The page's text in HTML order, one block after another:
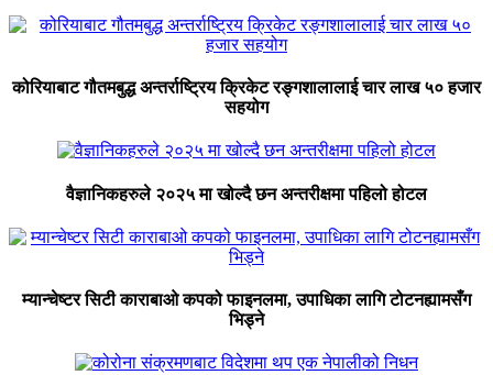
कोरियाबाट गौतमबुद्ध अन्तर्राष्ट्रिय क्रिकेट रङ्गशालालाई चार लाख ५० हजार
सहयोग
वैज्ञानिकहरुले २०२५ मा खोल्दै छन अन्तरीक्षमा पहिलो होटल
म्यान्चेष्टर सिटी काराबाओ कपको फाइनलमा, उपाधिका लागि टोटनह्यामसँग
भिड्ने